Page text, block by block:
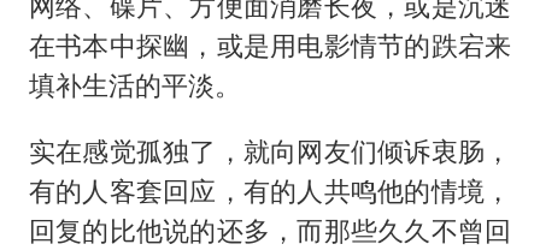
在书本中探幽，或是用电影情节的跌宕来
填补生活的平淡。
实在感觉孤独了，就向网友们倾诉衷肠，
有的人客套回应，有的人共鸣他的情境，
回复的比他说的还多，而那些久久不曾回